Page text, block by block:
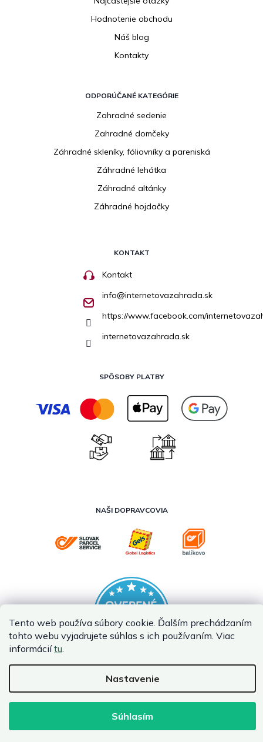
Tento web používa súbory cookie. Ďalším prechádzaním
tohto webu vyjadrujete súhlas s ich používaním. Viac
informáciítu.
Nastavenie
Súhlasím
Hodnotenie obchodu
Náš blog
Kontakty
ODPORÚČANÉ KATEGÓRIE
Zahradné sedenie
Zahradné domčeky
Záhradné skleníky, fóliovníky a pareniská
Záhradné lehátka
Záhradné altánky
Záhradné hojdačky
KONTAKT
Kontakt
info@internetovazahrada.sk
https://www.facebook.com/
internetovazahrada.sk
SPÔSOBY PLATBY
NAŠI DOPRAVCOVIA
Vytvoril Shoptet Premium